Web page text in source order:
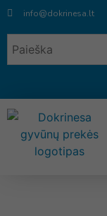
info@dokrinesa.lt